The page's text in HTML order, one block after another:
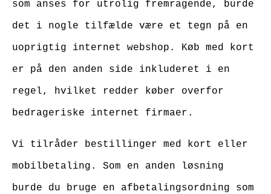
som anses for utrolig fremragende, burde
det i nogle tilfælde være et tegn på en
uoprigtig internet webshop. Køb med kort
er på den anden side inkluderet i en
regel, hvilket redder køber overfor
bedrageriske internet firmaer.
Vi tilråder bestillinger med kort eller
mobilbetaling. Som en anden løsning
burde du bruge en afbetalingsordning som